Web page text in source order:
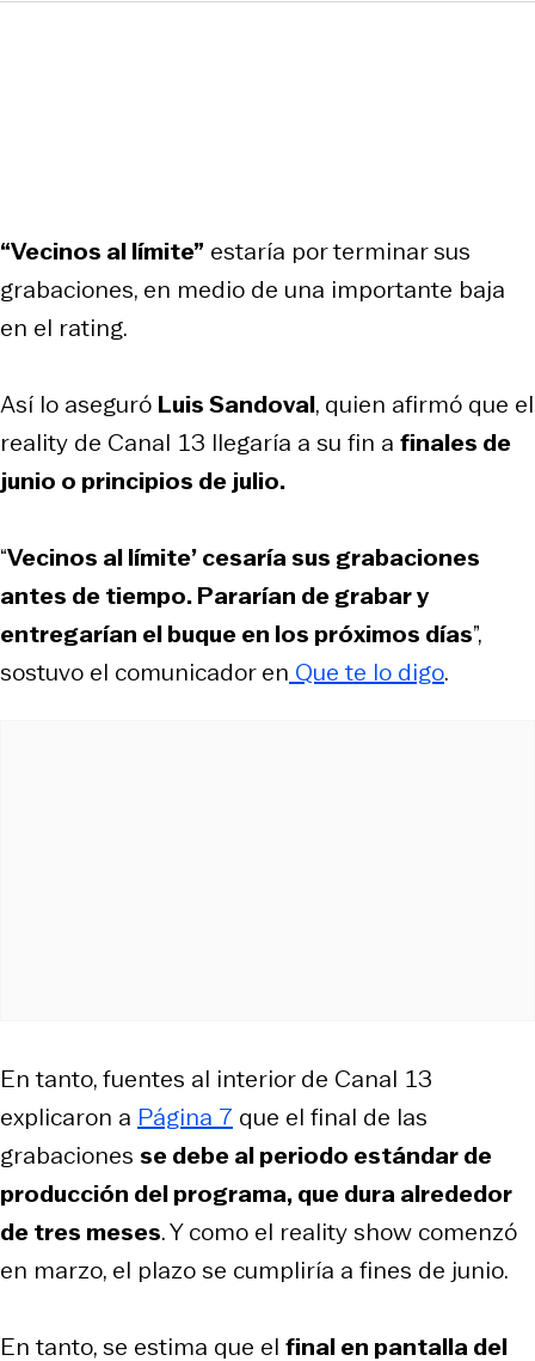
“Vecinos al límite” estaría por terminar sus
grabaciones, en medio de una importante baja
en el rating.
Así lo aseguró Luis Sandoval, quien afirmó que el
reality de Canal 13 llegaría a su fin a finales de
junio o principios de julio.
“Vecinos al límite’cesaría sus grabaciones
antes de tiempo. Pararían de grabar y
entregarían el buque en los próximos días”,
sostuvo el comunicador en Que te lo digo.
En tanto, fuentes al interior de Canal 13
explicaron a Página 7 que el final de las
grabaciones se debe al periodo estándar de
producción del programa, que dura alrededor
de tres meses. Y como el reality show comenzó
en marzo, el plazo se cumpliría a fines de junio.
En tanto, se estima que el final en pantalla del